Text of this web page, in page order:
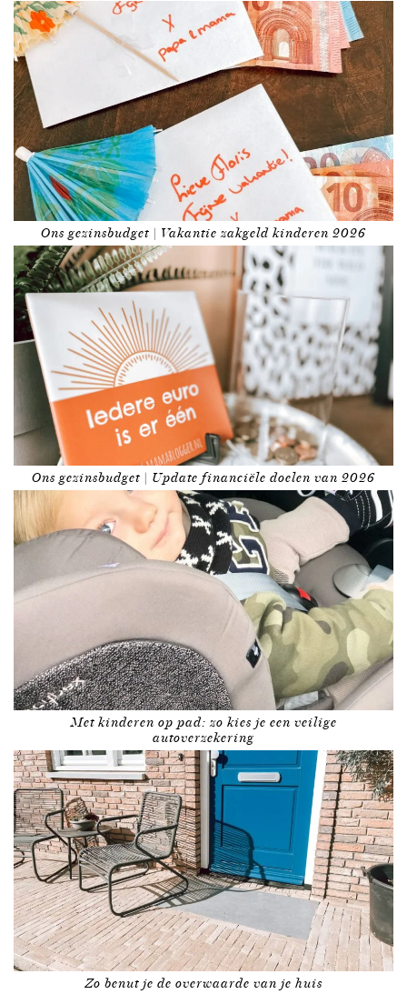
Ons gezinsbudget | Vakantie zakgeld kinderen 2026
Ons gezinsbudget | Update financiële doelen van 2026
Met kinderen op pad: zo kies je een veilige
autoverzekering
Zo benut je de overwaarde van je huis